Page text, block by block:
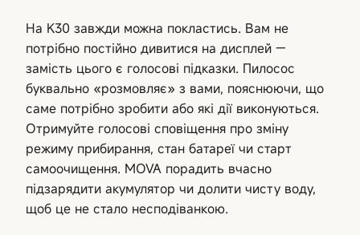
На K30 завжди можна покластись. Вам не
потрібно постійно дивитися на дисплей —
замість цього є голосові підказки. Пилосос
буквально «розмовляє» з вами, пояснюючи, що
саме потрібно зробити або які дії виконуються.
Отримуйте голосові сповіщення про зміну
режиму прибирання, стан батареї чи старт
самоочищення. MOVA порадить вчасно
підзарядити акумулятор чи долити чисту воду,
щоб це не стало несподіванкою.